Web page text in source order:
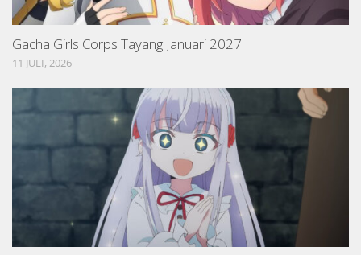
Gacha Girls Corps Tayang Januari 2027
11 JULI, 2026